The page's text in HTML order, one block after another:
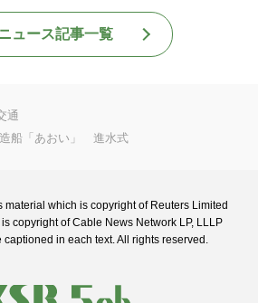
ュース記事一覧
通
船「あおい」 進水式
material which is copyright of Reuters Limited
copyright of Cable News Network LP, LLLP
in each text. All rights reserved.